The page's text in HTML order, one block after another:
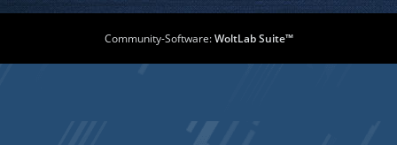
Community-Software:WoltLab Suite™